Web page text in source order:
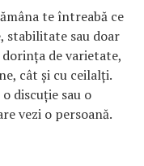
te întreabă ce
stabilitate sau doar
de varietate,
cât și cu ceilalți.
discuție sau o
vezi o persoană.